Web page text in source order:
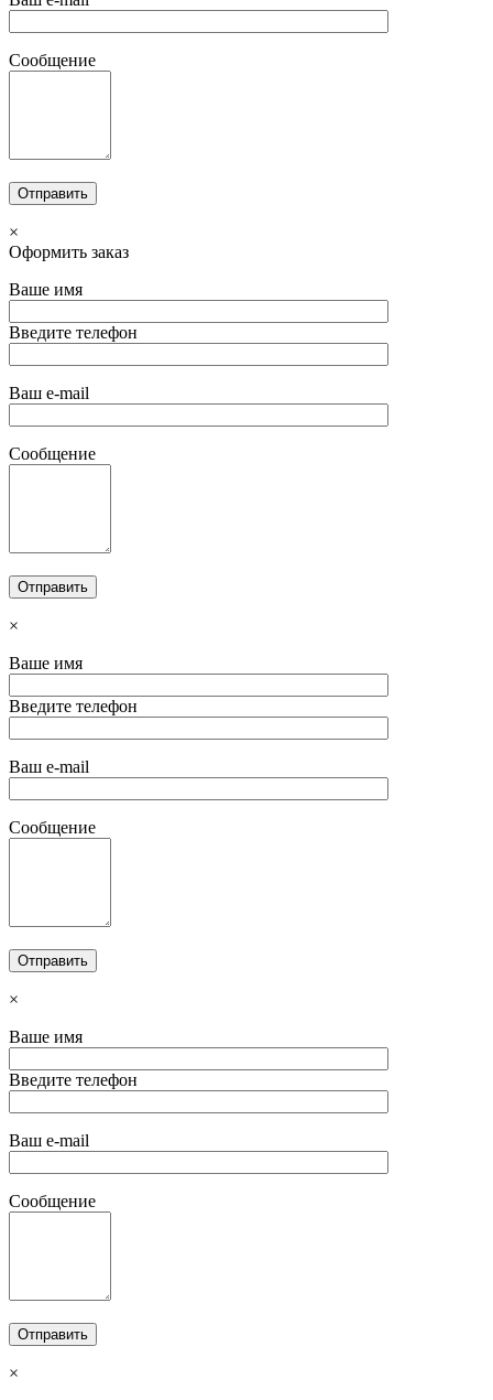
Сообщение
×
Оформить заказ
Ваше имя
Введите телефон
Ваш e-mail
Сообщение
×
Ваше имя
Введите телефон
Ваш e-mail
Сообщение
×
Ваше имя
Введите телефон
Ваш e-mail
Сообщение
×